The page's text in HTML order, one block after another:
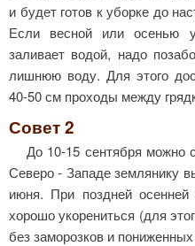
и будет готов к уборке до
Если весной или осенью
заливает водой, надо
лишнюю воду. Для этого
40-50 см проходы между
Совет 2
До 10-15 сентября можно
Северо - Западе землянику
июня. При поздней осенней
хорошо укорениться (для
без заморозков и